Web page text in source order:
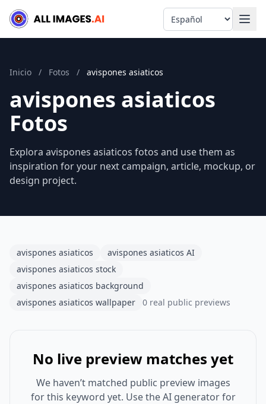
Language
Inicio / Fotos / avispones asiaticos
avispones asiaticos
Fotos
Explora avispones asiaticos fotos and use them as
inspiration for your next campaign, article, mockup, or
design project.
avispones asiaticos
avispones asiaticos AI
avispones asiaticos stock
avispones asiaticos background
avispones asiaticos wallpaper
0 real public previews
No live preview matches yet
We haven’t matched public preview images
for this keyword yet. Use the AI generator for